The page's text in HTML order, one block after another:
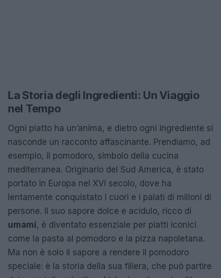
La Storia degli Ingredienti: Un Viaggio
nel Tempo
Ogni piatto ha un’anima, e dietro ogni ingrediente si
nasconde un racconto affascinante. Prendiamo, ad
esempio, il pomodoro, simbolo della cucina
mediterranea. Originario del Sud America, è stato
portato in Europa nel XVI secolo, dove ha
lentamente conquistato i cuori e i palati di milioni di
persone. Il suo sapore dolce e acidulo, ricco di
umami, è diventato essenziale per piatti iconici
come la pasta al pomodoro e la pizza napoletana.
Ma non è solo il sapore a rendere il pomodoro
speciale: è la storia della sua filiera, che può partire